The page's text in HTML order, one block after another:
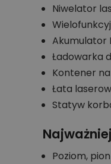
Niwelator
Akumulator
Ładowarka
Kontener
Łata
Statyw
Poziom,